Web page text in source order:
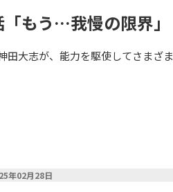
もう…我慢の限界」
田大志が、能力を駆使してさまざま
年02月28日